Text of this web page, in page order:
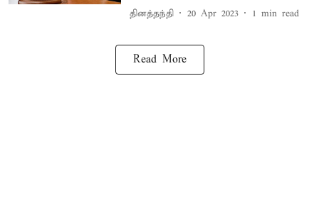
தினத்தந்தி 20 Apr 2023 1 min read
Read More